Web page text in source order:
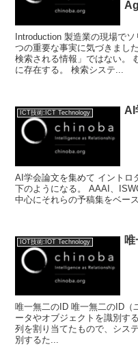
Introduction 製造業の現場で
つの重要な事実に気づきまし
検索される情報」ではない。
に存在する。 検索システ...
ICT技術:ICT Technology AI
AI学会論文を集めて イントロ
下のようになる。 AAAI、
中心にそれらの予稿集をベー
IOT技術:IOT Technology
唯一無二のID 唯一無二のID（
ータやオブジェクトを識別す
列を割り当てたもので、シス
別するた...